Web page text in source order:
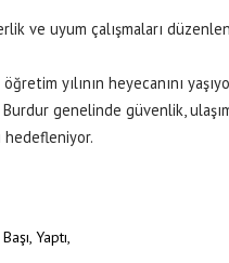
ve uyum çalışmaları
yılının heyecanını
genelinde güvenlik,
hedefleniyor.
Başı, Yaptı,